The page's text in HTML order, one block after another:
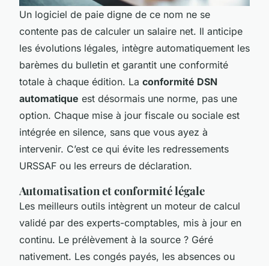
Un logiciel de paie digne de ce nom ne se
contente pas de calculer un salaire net. Il anticipe
les évolutions légales, intègre automatiquement les
barèmes du bulletin et garantit une conformité
totale à chaque édition. La conformité DSN
automatique est désormais une norme, pas une
option. Chaque mise à jour fiscale ou sociale est
intégrée en silence, sans que vous ayez à
intervenir. C’est ce qui évite les redressements
URSSAF ou les erreurs de déclaration.
Automatisation et conformité légale
Les meilleurs outils intègrent un moteur de calcul
validé par des experts-comptables, mis à jour en
continu. Le prélèvement à la source ? Géré
nativement. Les congés payés, les absences ou